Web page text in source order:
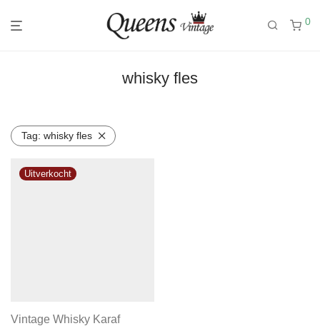
0
whisky fles
Tag: whisky fles
Vintage Whisky Karaf